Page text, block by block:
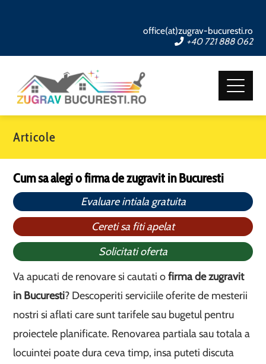
office(at)zugrav-bucuresti.ro
+40 721 888 062
Articole
Cum sa alegi o firma de zugravit in Bucuresti
Evaluare intiala gratuita
Cereti sa fiti apelat
Solicitati oferta
Va apucati de renovare si cautati ofirma de zugravit
in Bucuresti? Descoperiti serviciile oferite de mesterii
nostri si aflati care sunt tarifele sau bugetul pentru
proiectele planificate. Renovarea partiala sau totala a
locuintei poate dura ceva timp, insa puteti discuta